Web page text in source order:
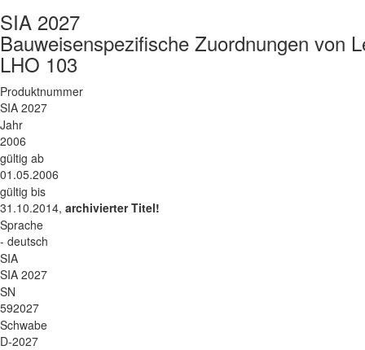
SIA 2027
Bauweisenspezifische Zuordnungen von
LHO 103
Produktnummer
SIA 2027
Jahr
2006
gültig ab
01.05.2006
gültig bis
31.10.2014, archivierter Titel!
Sprache
- deutsch
SIA
SIA 2027
SN
592027
Schwabe
D-2027